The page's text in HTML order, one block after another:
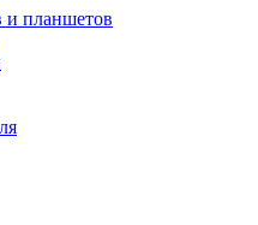
и планшетов